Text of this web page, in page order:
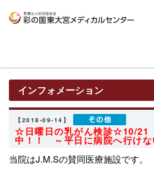
メディカルセンター
インフォメーション
【2018-09-14】
☆日曜日の乳がん検診☆10/21
中！！ ～平日に病院へ行けな
当院はJ.M.Sの賛同医療施設です。